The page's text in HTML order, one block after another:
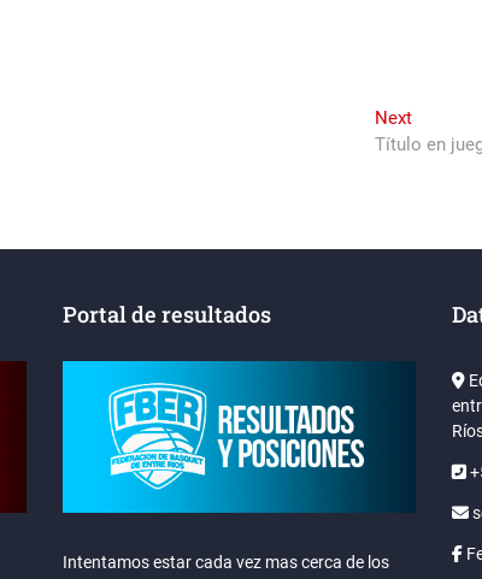
NextNext
post:
Título en
Portal de resultados
Intentamos estar cada vez mas cerca de los